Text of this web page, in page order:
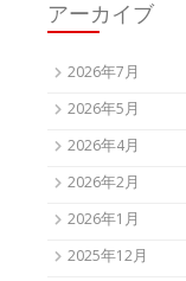
アーカイブ
2026年7月
2026年5月
2026年4月
2026年2月
2026年1月
2025年12月